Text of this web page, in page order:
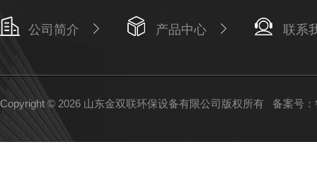
公司简介 产品中心 联系
Copyright © 2026 山东金双联环保设备有限公司版权所有 备案号